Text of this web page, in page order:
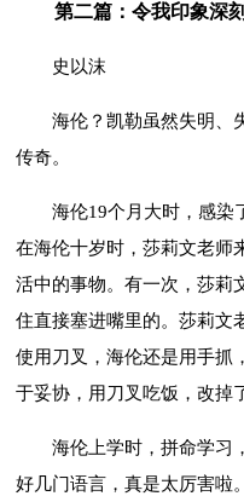
第二篇：令我印象深刻
史以沫
海伦？凯勒虽然失明、
传奇。
海伦19个月大时，感染
在海伦十岁时，莎莉文老师
活中的事物。有一次，莎莉
住直接塞进嘴里的。莎莉文
使用刀叉，海伦还是用手抓
于妥协，用刀叉吃饭，改掉
海伦上学时，拼命学习
好几门语言，真是太厉害啦。